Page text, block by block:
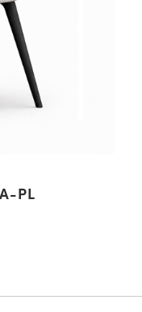
PL